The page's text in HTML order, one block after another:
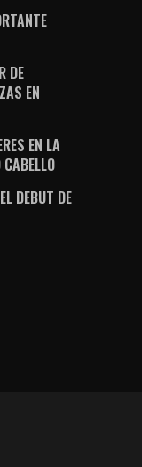
DE
EN
EN LA
DEBUT DE